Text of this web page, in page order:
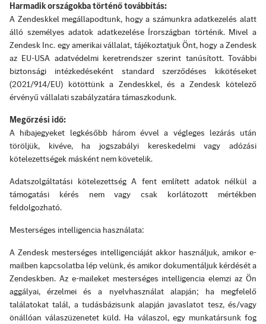
Harmadik országokba történő továbbítás:
A Zendeskkel megállapodtunk, hogy a számunkra adatkezelés alatt
álló személyes adatok adatkezelése Írországban történik. Mivel a
Zendesk Inc. egy amerikai vállalat, tájékoztatjuk Önt, hogy a Zendesk
az EU-USA adatvédelmi keretrendszer szerint tanúsított. További
biztonsági intézkedéseként standard szerződéses kikötéseket
(2021/914/EU) kötöttünk a Zendeskkel, és a Zendesk kötelező
érvényű vállalati szabályzatára támaszkodunk.
Megőrzési idő:
A hibajegyeket legkésőbb három évvel a végleges lezárás után
töröljük, kivéve, ha jogszabályi kereskedelmi vagy adózási
kötelezettségek másként nem követelik.
Adatszolgáltatási kötelezettség A fent említett adatok nélkül a
támogatási kérés nem vagy csak korlátozott mértékben
feldolgozható.
Mesterséges intelligencia használata:
A Zendesk mesterséges intelligenciáját akkor használjuk, amikor e-
mailben kapcsolatba lép velünk, és amikor dokumentáljuk kérdését a
Zendeskben. Az e-maileket mesterséges intelligencia elemzi az Ön
aggályai, érzelmei és a nyelvhasználat alapján; ha megfelelő
találatokat talál, a tudásbázisunk alapján javaslatot tesz, és/vagy
önállóan válaszüzenetet küld. Ha válaszol, egy munkatársunk fog